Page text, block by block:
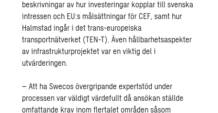
beskrivningar av hur investeringar kopplar till svenska
intressen och EU:s målsättningar för CEF, samt hur
Halmstad ingår i det trans-europeiska
transportnätverket (TEN-T). Även hållbarhetsaspekter
av infrastrukturprojektet var en viktig del i
utvärderingen.
– Att ha Swecos övergripande expertstöd under
processen var väldigt värdefullt då ansökan ställde
omfattande krav inom flertalet områden såsom